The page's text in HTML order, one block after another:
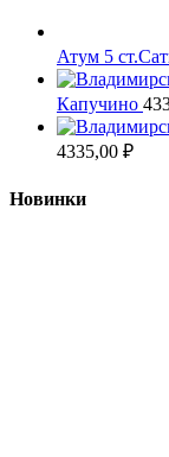
Атум 5
Капучино
4335,00 ₽
Новинки